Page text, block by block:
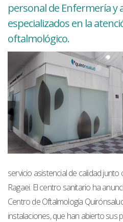
personal de Enfermería y
especializados en la
oftalmológico.
servicio asistencial de calidad
Ragaei. El centro sanitario ha
Centro de Oftalmología
instalaciones, que han abierto sus